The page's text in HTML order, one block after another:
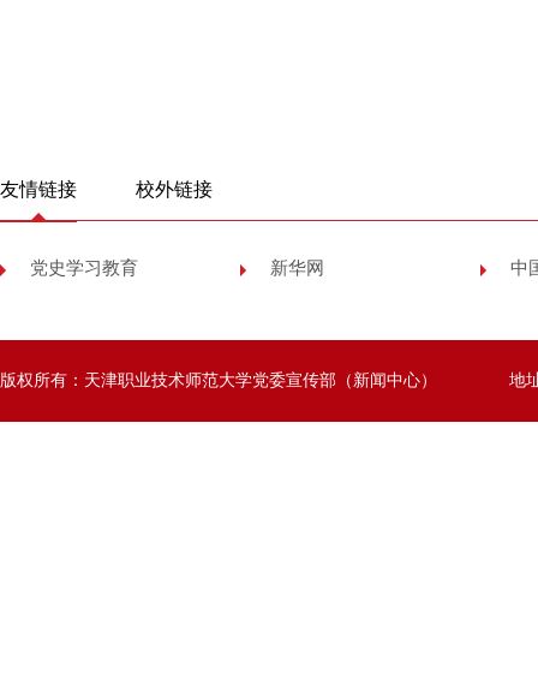
友情链接 校外链接
党史学习教育 新华网 中
版权所有：天津职业技术师范大学党委宣传部（新闻中心） 地